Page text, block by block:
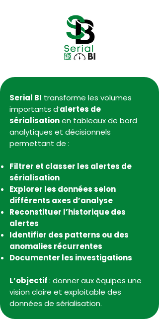
Serial BI transforme les volumes
importants d’alertes de
sérialisationen tableaux de bord
analytiques et décisionnels
permettant de :
Filtrer et classer les alertes de
sérialisation
Explorer les données selon
différents axes d’analyse
Reconstituer l’historique des
alertes
Identifier des patterns ou des
anomalies récurrentes
Documenter les investigations
L’objectif: donner aux équipes une
vision claire et exploitable des
données de sérialisation.